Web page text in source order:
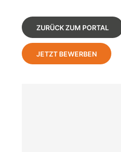
ZURÜCK ZUM PORTAL
JETZT BEWERBEN